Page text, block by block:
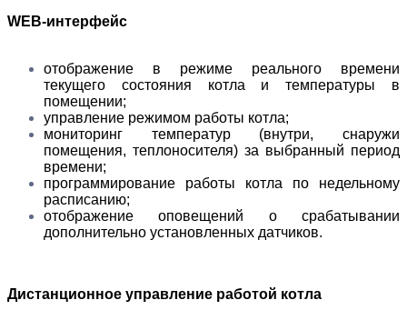
WEB-интерфейс
отображение в режиме реального времени
текущего состояния котла и температуры в
помещении;
управление режимом работы котла;
мониторинг температур (внутри, снаружи
помещения, теплоносителя) за выбранный период
времени;
программирование работы котла по недельному
расписанию;
отображение оповещений о срабатывании
дополнительно установленных датчиков.
Дистанционное управление работой котла